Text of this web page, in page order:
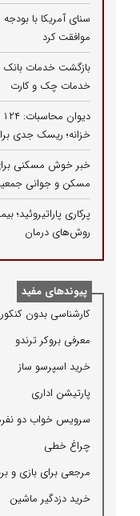
سنای آمریکا با
موافقت کرد
بازگشت خدمات بانک
خدمات چک و کارت
خزانه؛ ریسک جدی
خبر خوش مسکنی
مسکن و جوانی
پرکاری
روش‌های درمان
پیوندهای مفید
كارشناسی بدون كنكور
معرفی بروكر ترندو
خرید اسپرسو ساز
پارتیشن اداری
سرویس خواب دو
چراغ خطی
مرجعی برای بازی و
خرید دزدگیر ماشین